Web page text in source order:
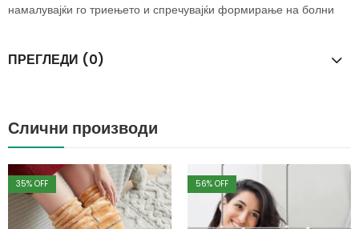
намалувајќи го триењето и спречувајќи формирање на болни
ПРЕГЛЕДИ (0)
Слични производи
35% OFF 56% OFF